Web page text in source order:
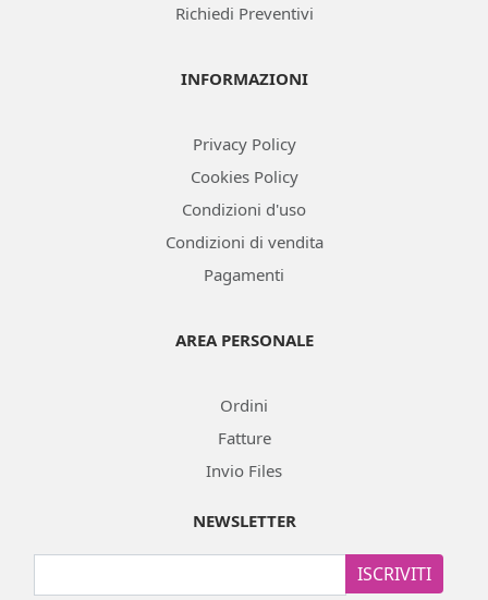
Richiedi Preventivi
INFORMAZIONI
Privacy Policy
Cookies Policy
Condizioni d'uso
Condizioni di vendita
Pagamenti
AREA PERSONALE
Ordini
Fatture
Invio Files
NEWSLETTER
ISCRIVITI